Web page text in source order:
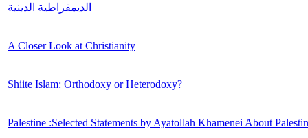
الديمقراطية الدينية
A Closer Look at Christianity
Shiite Islam: Orthodoxy or Heterodoxy?
Palestine :Selected Statements by Ayatollah Khamenei About